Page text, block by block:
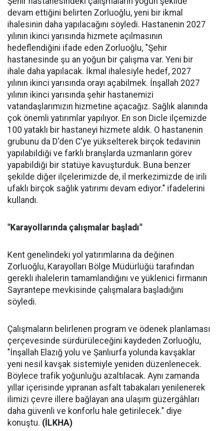
devam ettiğini belirten Zorluoğlu, yeni bir ikmal
ihalesinin daha yapılacağını söyledi. Hastanenin 2027
yılının ikinci yarısında hizmete açılmasının
hedeflendiğini ifade eden Zorluoğlu, "Şehir
hastanesinde şu an yoğun bir çalışma var. Yeni bir
ihale daha yapılacak. İkmal ihalesiyle hedef, 2027
yılının ikinci yarısında orayı açabilmek. İnşallah 2027
yılının ikinci yarısında şehir hastanemizi
vatandaşlarımızın hizmetine açacağız. Sağlık alanında
çok önemli yatırımlar yapılıyor. En son Dicle ilçemizde
100 yataklı bir hastaneyi hizmete aldık. O hastanenin
grubunu da D'den C'ye yükselterek birçok tedavinin
yapılabildiği ve farklı branşlarda uzmanların görev
yapabildiği bir statüye kavuşturduk. Buna benzer
şekilde diğer ilçelerimizde de, il merkezimizde de irili
ufaklı birçok sağlık yatırımı devam ediyor." ifadelerini
kullandı.
"Karayollarında çalışmalar başladı"
Kent genelindeki yol yatırımlarına da değinen
Zorluoğlu, Karayolları Bölge Müdürlüğü tarafından
gerekli ihalelerin tamamlandığını ve yüklenici firmanın
Sayrantepe mevkisinde çalışmalara başladığını
söyledi.
Çalışmaların belirlenen program ve ödenek planlaması
çerçevesinde sürdürüleceğini kaydeden Zorluoğlu,
"İnşallah Elazığ yolu ve Şanlıurfa yolunda kavşaklar
yeni nesil kavşak sistemiyle yeniden düzenlenecek.
Böylece trafik yoğunluğu azaltılacak. Aynı zamanda
yıllar içerisinde yıpranan asfalt tabakaları yenilenerek
ilimizi çevre illere bağlayan ana ulaşım güzergâhları
daha güvenli ve konforlu hale getirilecek." diye
konuştu. (İLKHA)